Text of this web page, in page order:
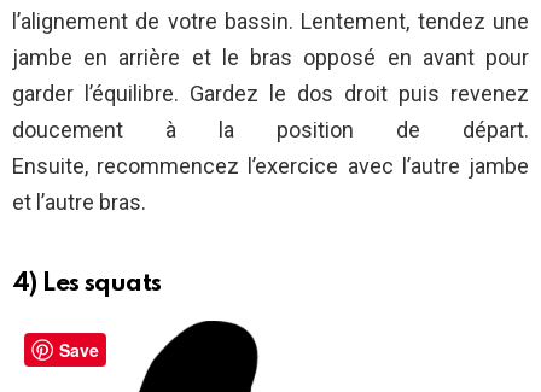
l’alignement de votre bassin. Lentement, tendez une
jambe en arrière et le bras opposé en avant pour
garder l’équilibre. Gardez le dos droit puis revenez
doucement à la position de départ.
Ensuite, recommencez l’exercice avec l’autre jambe
et l’autre bras.
4) Les squats
Save